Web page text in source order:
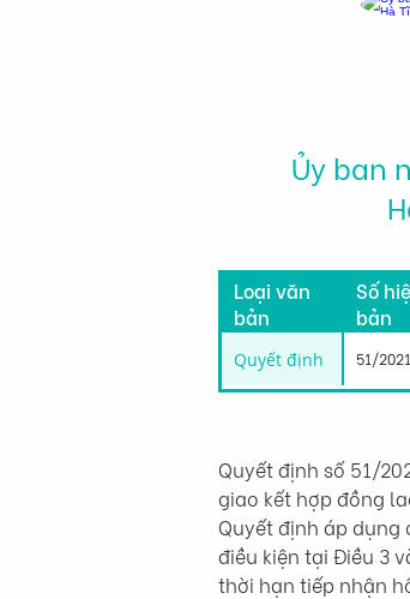
Ủy ban
Loại văn
bản
Số
bản
Quyết định 51/
Quyết định số 51/
giao kết hợp đồng
Quyết định áp
điều kiện tại Điều 3
thời hạn tiếp nhận